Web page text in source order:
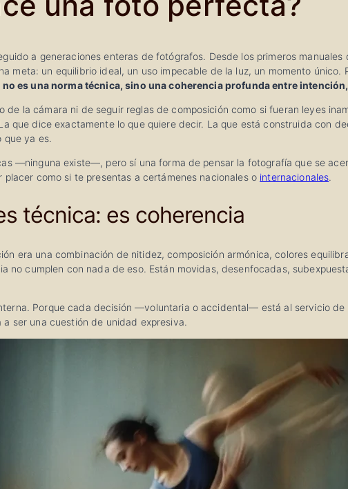
a generaciones enteras de fotógrafos. Desde los primeros
meta: un equilibrio ideal, un uso impecable de la luz, un momento
es una norma técnica, sino una coherencia profunda entre
de la cámara ni de seguir reglas de composición como si fueran leyes
que dice exactamente lo que quiere decir. La que está construida con
que ya es.
—ninguna existe—, pero sí una forma de pensar la fotografía que se
como si te presentas a certámenes nacionales o internacionales.
técnica: es coherencia
era una combinación de nitidez, composición armónica, colores
no cumplen con nada de eso. Están movidas, desenfocadas,
Porque cada decisión —voluntaria o accidental— está al servicio
ser una cuestión de unidad expresiva.